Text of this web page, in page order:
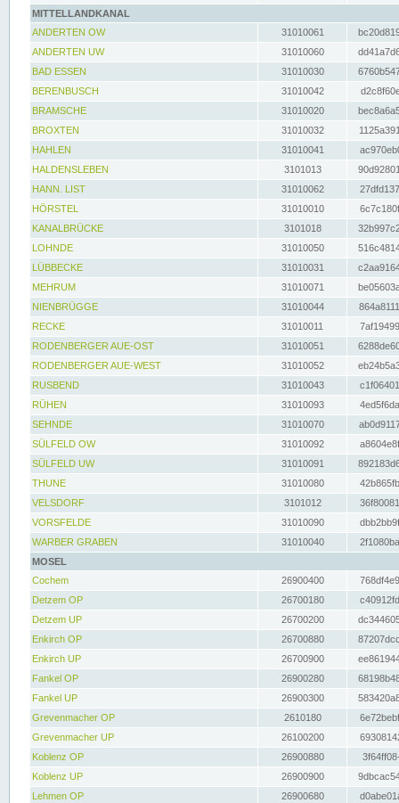
MITTELLANDKANAL
ANDERTEN OW
31010061
ANDERTEN UW
31010060
BAD ESSEN
31010030
BERENBUSCH
31010042
BRAMSCHE
31010020
BROXTEN
31010032
HAHLEN
31010041
HALDENSLEBEN
3101013
HANN. LIST
31010062
HÖRSTEL
31010010
KANALBRÜCKE
3101018
LOHNDE
31010050
LÜBBECKE
31010031
MEHRUM
31010071
NIENBRÜGGE
31010044
RECKE
31010011
RODENBERGER AUE-OST
31010051
RODENBERGER AUE-WEST
31010052
RUSBEND
31010043
RÜHEN
31010093
SEHNDE
31010070
SÜLFELD OW
31010092
SÜLFELD UW
31010091
THUNE
31010080
VELSDORF
3101012
VORSFELDE
31010090
WARBER GRABEN
31010040
MOSEL
Cochem
26900400
Detzem OP
26700180
Detzem UP
26700200
Enkirch OP
26700880
Enkirch UP
26700900
Fankel OP
26900280
Fankel UP
26900300
Grevenmacher OP
2610180
Grevenmacher UP
26100200
Koblenz OP
26900880
Koblenz UP
26900900
Lehmen OP
26900680